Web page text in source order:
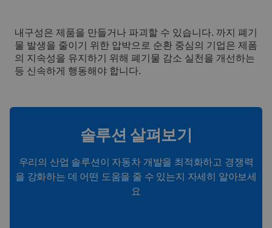
내구성은 제품을 만들거나 파괴할 수 있습니다. 까지 폐기
물 발생을 줄이기 위한 압박으로 순환 중심의 기업은 제폼
의 지속성을 유지하기 위해 폐기물 감소 실천을 개선하는
등 신속하게 행동해야 합니다.
솔루션 살펴보기
우리의 산업 솔루션이 자동차 개발을 최적화하고 경쟁력
을 강화하는 데 어떤 도움을 줄 수 있는지 자세히 알아보세
요